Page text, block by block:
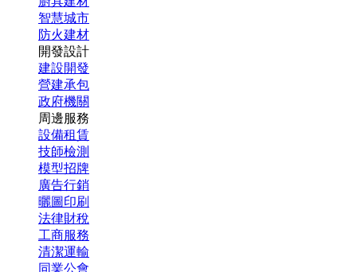
智慧城市
防火建材
開發設計
建設開發
營建承包
政府機關
周邊服務
設備租賃
技師檢測
模型招牌
廣告行銷
曬圖印刷
法律財稅
工商服務
清潔運輸
同業公會